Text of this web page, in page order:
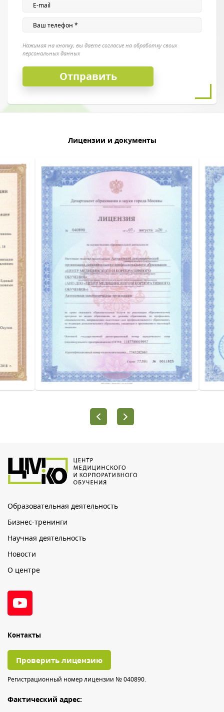
Нажимая на кнопку, вы даете согласие на обработку своих
персональных данных
Лицензии и документы
Образовательная деятельность
Бизнес-тренинги
Научная деятельность
Новости
О центре
Контакты
Проверить лицензию
Регистрационный номер лицензии № 040890.
Фактический адрес: